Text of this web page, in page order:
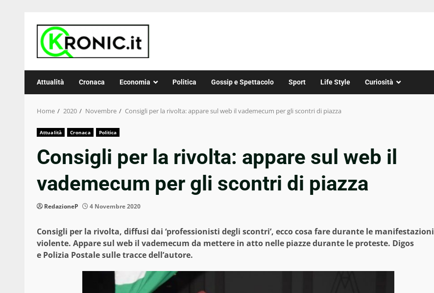
content
Attualità Cronaca Economia Politica Gossip e Spettacolo Sport Life Style Curiosità
Home 2020 Novembre Consigli per la rivolta: appare sul web il vademecum per gli scontri di piazza
Attualità Cronaca Politica
Consigli per la rivolta: appare sul web il
vademecum per gli scontri di piazza
RedazioneP 4 Novembre 2020
Consigli per la rivolta, diffusi dai ‘professionisti degli scontri’, ecco cosa fare durante le manifestazioni
violente. Appare sul web il vademecum da mettere in atto nelle piazze durante le proteste. Digos
e Polizia Postale sulle tracce dell’autore.